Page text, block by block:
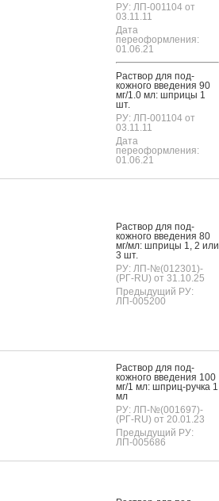
РУ: ЛП-001104 от
03.11.11
Дата
переоформления:
01.06.21
Рас­твор для под­
кожно­го вве­дения 90
мг/1.0 мл: шпри­цы 1
шт.
РУ: ЛП-001104 от
03.11.11
Дата
переоформления:
01.06.21
Рас­твор для под­
кожно­го вве­дения 80
мг/мл: шпри­цы 1, 2 или
3 шт.
РУ: ЛП-№(012301)-
(РГ-RU) от 31.10.25
Предыдущий РУ:
ЛП-005200
Рас­твор для под­
кожно­го вве­дения 100
мг/1 мл: шприц-руч­ка 1
мл
РУ: ЛП-№(001697)-
(РГ-RU) от 20.01.23
Предыдущий РУ:
ЛП-005686